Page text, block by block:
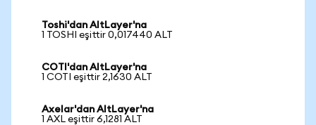
Toshi'dan AltLayer'na
1 TOSHI eşittir 0,017440 ALT
COTI'dan AltLayer'na
1 COTI eşittir 2,1630 ALT
Axelar'dan AltLayer'na
1 AXL eşittir 6,1281 ALT